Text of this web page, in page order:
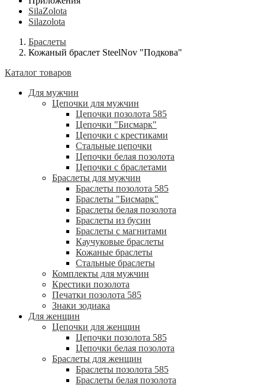
SilaZolota
Silazolota
Браслеты
Кожаный браслет SteelNov "Подкова"
Каталог товаров
Для мужчин
Цепочки для мужчин
Цепочки позолота 585
Цепочки "Бисмарк"
Цепочки с крестиками
Стальные цепочки
Цепочки белая позолота
Цепочки с браслетами
Браслеты для мужчин
Браслеты позолота 585
Браслеты "Бисмарк"
Браслеты белая позолота
Браслеты из бусин
Браслеты с магнитами
Каучуковые браслеты
Кожаные браслеты
Стальные браслеты
Комплекты для мужчин
Крестики позолота
Печатки позолота 585
Знаки зодиака
Для женщин
Цепочки для женщин
Цепочки позолота 585
Цепочки белая позолота
Браслеты для женщин
Браслеты позолота 585
Браслеты белая позолота